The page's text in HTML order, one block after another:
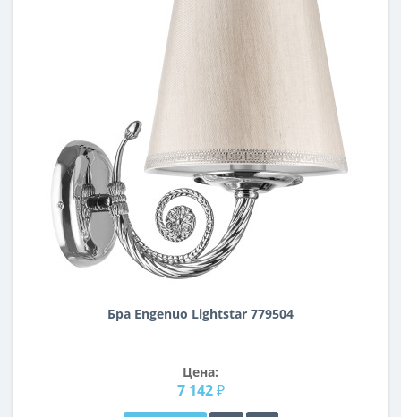
Бра Engenuo Lightstar 779504
Цена:
7 142 ₽